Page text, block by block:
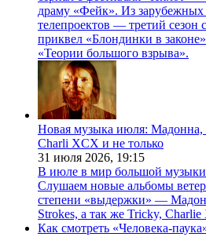
драму «Фейк». Из
телепроектов — третий сезон
приквел «Блондинки в
«Теории большого взрыва».
Новая музыка июля: Мадонна,
Charli XCX и не только
31 июля 2026, 19:15
В июле в мир большой музыки
Слушаем новые альбомы
степени «выдержки» —
Strokes, а так же Tricky,
Как смотреть «Человека-